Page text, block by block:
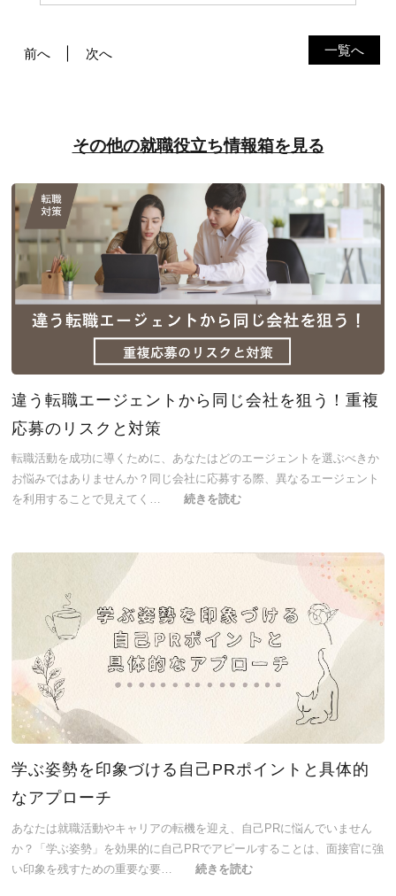
一覧へ
前へ 次へ
その他の就職役立ち情報箱を見る
違う転職エージェントから同じ会社を狙う！重複
応募のリスクと対策
転職活動を成功に導くために、あなたはどのエージェントを選ぶべきか
お悩みではありませんか？同じ会社に応募する際、異なるエージェント
を利用することで見えてく… 続きを読む
学ぶ姿勢を印象づける自己PRポイントと具体的
なアプローチ
あなたは就職活動やキャリアの転機を迎え、自己PRに悩んでいません
か？「学ぶ姿勢」を効果的に自己PRでアピールすることは、面接官に強
い印象を残すための重要な要… 続きを読む